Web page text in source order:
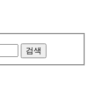
검색